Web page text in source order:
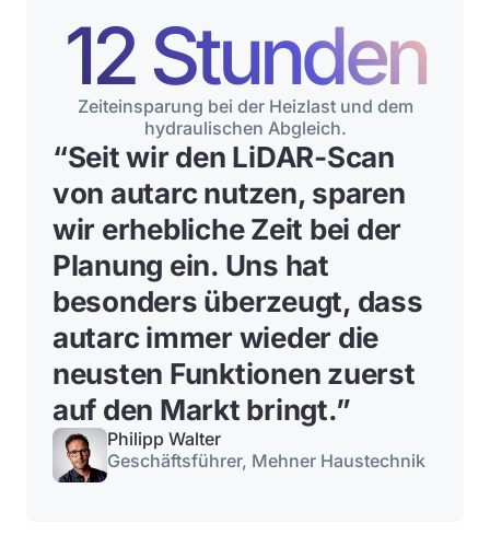
12 Stunden
Zeiteinsparung bei der Heizlast und dem
hydraulischen Abgleich.
“Seit wir den LiDAR-Scan
von autarc nutzen, sparen
wir erhebliche Zeit bei der
Planung ein. Uns hat
besonders überzeugt, dass
autarc immer wieder die
neusten Funktionen zuerst
auf den Markt bringt.”
Philipp Walter
Geschäftsführer, Mehner Haustechnik